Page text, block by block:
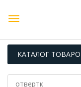
КАТАЛОГ